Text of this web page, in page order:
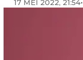
17 MEI 2022, 21:54•